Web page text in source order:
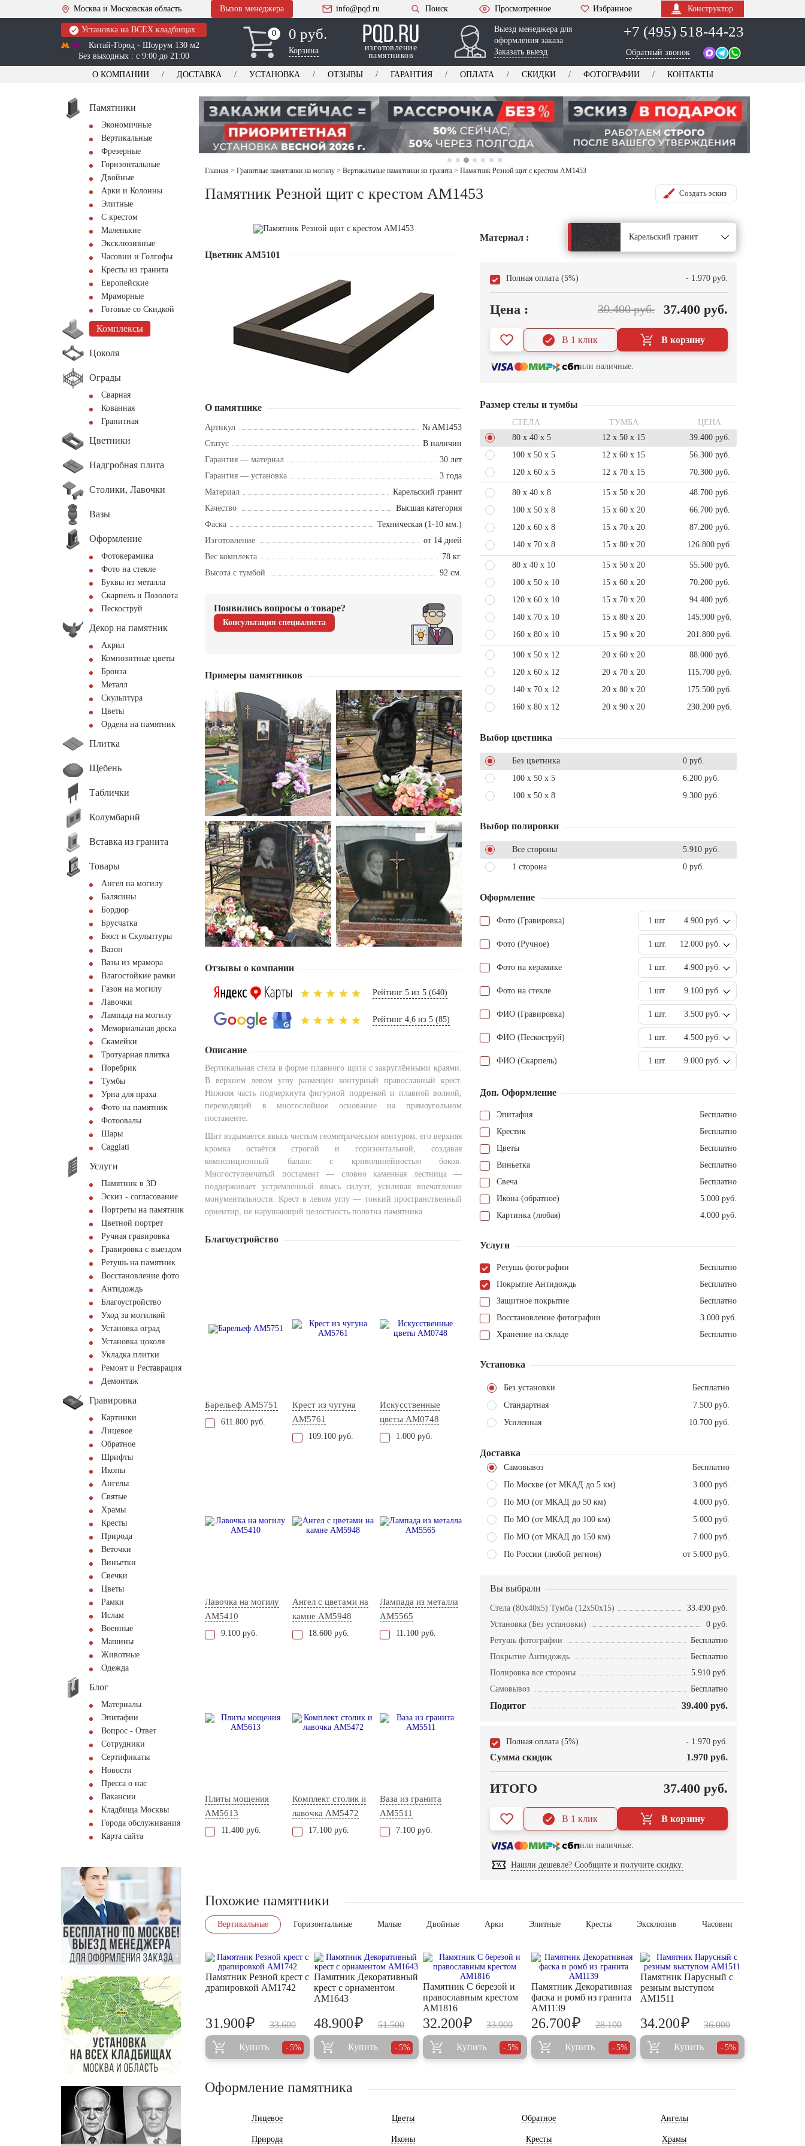
Москва и Московская область Вызов менеджера info@pqd.ru Поиск Просмотренное Избранное Конструктор
Установка на ВСЕХ кладбищах
Китай-Город - Шоурум 130 м2
Без выходных : с 9:00 до 21:00
0
0 0 руб.
Корзина
изготовление
памятников
Выезд менеджера для
оформления заказа
Заказать выезд
+7 (495) 518-44-23
Обратный звонок
О КОМПАНИИ ДОСТАВКА УСТАНОВКА ОТЗЫВЫ ГАРАНТИЯ ОПЛАТА СКИДКИ ФОТОГРАФИИ КОНТАКТЫ
Памятники
Экономичные
Вертикальные
Фрезерные
Горизонтальные
Двойные
Арки и Колонны
Элитные
С крестом
Маленькие
Эксклюзивные
Часовни и Голгофы
Кресты из гранита
Европейские
Мраморные
Готовые со Скидкой
Комплексы
Цоколя
Ограды
Сварная
Кованная
Гранитная
Цветники
Надгробная плита
Столики, Лавочки
Вазы
Оформление
Фотокерамика
Фото на стекле
Буквы из металла
Скарпель и Позолота
Пескоструй
Декор на памятник
Акрил
Композитные цветы
Бронза
Металл
Скульптура
Цветы
Ордена на памятник
Плитка
Щебень
Таблички
Колумбарий
Вставка из гранита
Товары
Ангел на могилу
Балясины
Бордюр
Брусчатка
Бюст и Скульптуры
Вазон
Вазы из мрамора
Влагостойкие рамки
Газон на могилу
Лавочки
Лампада на могилу
Мемориальная доска
Скамейки
Тротуарная плитка
Поребрик
Тумбы
Урна для праха
Фото на памятник
Фотоовалы
Шары
Сaggiati
Услуги
Памятник в 3D
Эскиз - согласование
Портреты на памятник
Цветной портрет
Ручная гравировка
Гравировка с выездом
Ретушь на памятник
Восстановление фото
Антидождь
Благоустройство
Уход за могилкой
Установка оград
Установка цоколя
Укладка плитки
Ремонт и Реставрация
Демонтаж
Гравировка
Картинки
Лицевое
Обратное
Шрифты
Иконы
Ангелы
Святые
Храмы
Кресты
Природа
Веточки
Виньетки
Свечки
Цветы
Рамки
Ислам
Военные
Машины
Животные
Одежда
Блог
Материалы
Эпитафии
Вопрос - Ответ
Сотрудники
Сертификаты
Новости
Пресса о нас
Вакансии
Кладбища Москвы
Города обслуживания
Карта сайта
Главная > Гранитные памятники на могилу > Вертикальные памятники из гранита > Памятник Резной щит с крестом AM1453
Памятник Резной щит с крестом AM1453 Создать эскиз
Цветник АМ5101
О памятнике
Артикул
№ AM1453
Статус
В наличии
Гарантия — материал
30 лет
Гарантия — установка
3 года
Материал
Карельский гранит
Качество
Высшая категория
Фаска
Техническая (1-10 мм.)
Изготовление
от 14 дней
Вес комплекта
78 кг.
Высота с тумбой
92 см.
Появились вопросы о товаре?
Консультация специалиста
Примеры памятников
Отзывы о компании
Рейтинг 5 из 5 (640)
Рейтинг 4,6 из 5 (85)
Описание
Вертикальная стела в форме плавного щита с закруглёнными краями.
В верхнем левом углу размещён контурный православный крест.
Нижняя часть подчеркнута фигурной подрезкой и плавной волной,
переходящей в многослойное основание на прямоугольном
постаменте.
Щит вздымается ввысь чистым геометрическим контуром, его верхняя
кромка остаётся строгой и горизонтальной, создавая
композиционный баланс с криволинейностью боков.
Многоступенчатый постамент — словно каменная лестница —
поддерживает устремлённый ввысь силуэт, усиливая впечатление
монументальности. Крест в левом углу — тонкий пространственный
ориентир, не нарушающий целостность полотна памятника.
Благоустройство
Барельеф AM5751
611.800 руб.
Крест из чугуна
AM5761
109.100 руб.
Искусственные
цветы AM0748
1.000 руб.
Лавочка на могилу
AM5410
9.100 руб.
Ангел с цветами на
камне AM5948
18.600 руб.
Лампада из металла
AM5565
11.100 руб.
Плиты мощения
AM5613
11.400 руб.
Комплект столик и
лавочка АМ5472
17.100 руб.
Ваза из гранита
AM5511
7.100 руб.
Материал : Карельский гранит
Полная оплата (5%) - 1.970 руб.
Цена : 39.400 руб. 37.400 руб.
В корзину
В 1 клик
или наличные.
Размер стелы и тумбы
СТЕЛА ТУМБА
ЦЕНА
80 x 40 x 5
12 x 50 x 15
39.400 руб.
100 x 50 x 5
12 x 60 x 15
56.300 руб.
120 x 60 x 5
12 x 70 x 15 70.300 руб.
80 x 40 x 8 15 x 50 x 20
48.700 руб.
100 x 50 x 8
15 x 60 x 20
66.700 руб.
120 x 60 x 8
15 x 70 x 20
87.200 руб.
140 x 70 x 8
15 x 80 x 20 126.800 руб.
80 x 40 x 10 15 x 50 x 20
55.500 руб.
100 x 50 x 10
15 x 60 x 20
70.200 руб.
120 x 60 x 10
15 x 70 x 20
94.400 руб.
140 x 70 x 10
15 x 80 x 20
145.900 руб.
160 x 80 x 10
15 x 90 x 20 201.800 руб.
100 x 50 x 12 20 x 60 x 20
88.000 руб.
120 x 60 x 12
20 x 70 x 20
115.700 руб.
140 x 70 x 12
20 x 80 x 20
175.500 руб.
160 x 80 x 12
20 x 90 x 20 230.200 руб.
Выбор цветника
Без цветника
0 руб.
100 x 50 x 5
6.200 руб.
100 x 50 x 8
9.300 руб.
Выбор полировки
Все стороны
5.910 руб.
1 сторона
0 руб.
Оформление
Фото (Гравировка) 1 шт. 4.900 руб.
Фото (Ручное) 1 шт. 12.000 руб.
Фото на керамике 1 шт. 4.900 руб.
Фото на стекле 1 шт. 9.100 руб.
ФИО (Гравировка) 1 шт. 3.500 руб.
ФИО (Пескоструй) 1 шт. 4.500 руб.
ФИО (Скарпель) 1 шт. 9.000 руб.
Доп. Оформление
Эпитафия
Бесплатно
Крестик
Бесплатно
Цветы
Бесплатно
Виньетка
Бесплатно
Свеча
Бесплатно
Икона (обратное)
5.000 руб.
Картинка (любая)
4.000 руб.
Услуги
Ретушь фотографии
Бесплатно
Покрытие Антидождь
Бесплатно
Защитное покрытие
Бесплатно
Восстановление фотографии
3.000 руб.
Хранение на складе
Бесплатно
Установка
Без установки
Бесплатно
Стандартная
7.500 руб.
Усиленная
10.700 руб.
Доставка
Самовывоз
Бесплатно
По Москве (от МКАД до 5 км)
3.000 руб.
По МО (от МКАД до 50 км)
4.000 руб.
По МО (от МКАД до 100 км)
5.000 руб.
По МО (от МКАД до 150 км)
7.000 руб.
По России (любой регион)
от 5.000 руб.
Вы выбрали
Стела (80x40x5) Тумба (12x50x15)
33.490 руб.
Установка (Без установки)
0 руб.
Ретушь фотографии
Бесплатно
Покрытие Антидождь
Бесплатно
Полировка все стороны
5.910 руб.
Самовывоз
Бесплатно
Подитог 39.400 руб.
Полная оплата (5%) - 1.970 руб.
Сумма скидок 1.970 руб.
ИТОГО 37.400 руб.
В корзину
В 1 клик
или наличные.
Нашли дешевле? Сообщите и получите скидку.
Похожие памятники
Вертикальные Горизонтальные Малые Двойные Арки Элитные Кресты Эксклюзив Часовни
Памятник Резной крест с
драпировкой AM1742
33.600
31.900₽
Купить 5%
Памятник Декоративный
крест с орнаментом
AM1643
51.500
48.900₽
Купить 5%
Памятник С березой и
православным крестом
AM1816
33.900
32.200₽
Купить 5%
Памятник Декоративная
фаска и ромб из гранита
AM1139
28.100
26.700₽
Купить 5%
Памятник Парусный с
резным выступом
AM1511
36.000
34.200₽
Купить 5%
Оформление памятника
Лицевое Цветы Обратное Ангелы
Природа Иконы Кресты Храмы